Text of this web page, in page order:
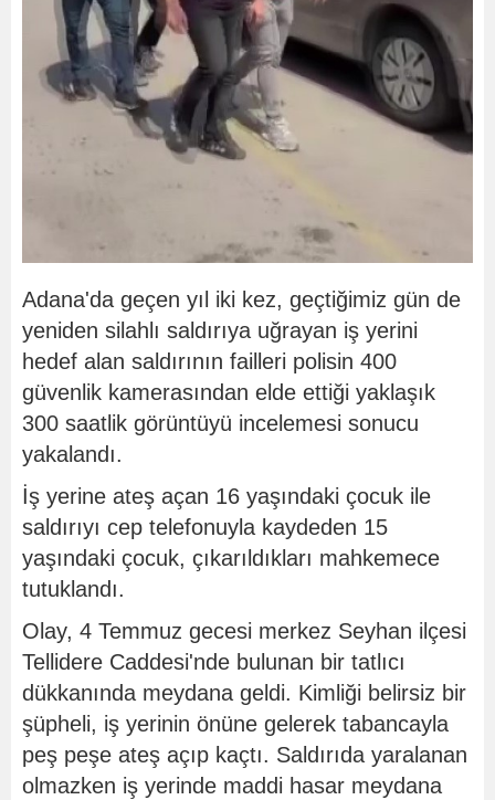
Adana'da geçen yıl iki kez, geçtiğimiz gün de
yeniden silahlı saldırıya uğrayan iş yerini
hedef alan saldırının failleri polisin 400
güvenlik kamerasından elde ettiği yaklaşık
300 saatlik görüntüyü incelemesi sonucu
yakalandı.
İş yerine ateş açan 16 yaşındaki çocuk ile
saldırıyı cep telefonuyla kaydeden 15
yaşındaki çocuk, çıkarıldıkları mahkemece
tutuklandı.
Olay, 4 Temmuz gecesi merkez Seyhan ilçesi
Tellidere Caddesi'nde bulunan bir tatlıcı
dükkanında meydana geldi. Kimliği belirsiz bir
şüpheli, iş yerinin önüne gelerek tabancayla
peş peşe ateş açıp kaçtı. Saldırıda yaralanan
olmazken iş yerinde maddi hasar meydana